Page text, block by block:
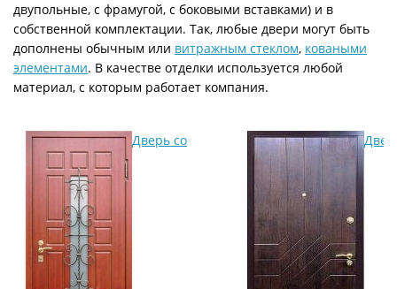
двупольные, с фрамугой, с боковыми вставками) и в
собственной комплектации. Так, любые двери могут быть
дополнены обычным или витражным стеклом, коваными
элементами. В качестве отделки используется любой
материал, с которым работает компания.
Дверь со